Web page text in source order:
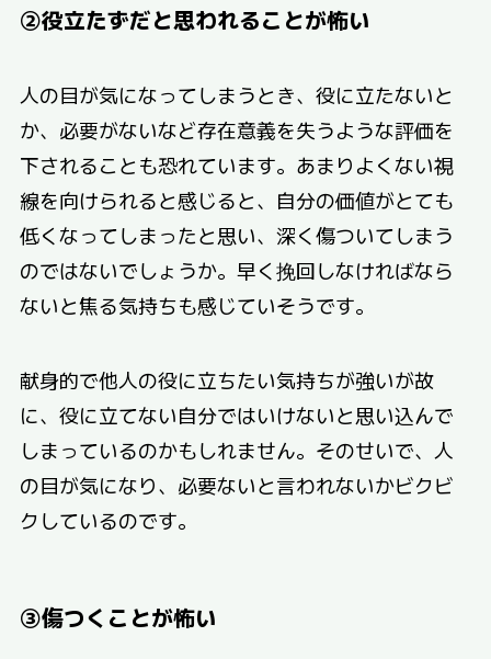
②役立たずだと思われることが怖い
人の目が気になってしまうとき、役に立たないと
か、必要がないなど存在意義を失うような評価を
下されることも恐れています。あまりよくない視
線を向けられると感じると、自分の価値がとても
低くなってしまったと思い、深く傷ついてしまう
のではないでしょうか。早く挽回しなければなら
ないと焦る気持ちも感じていそうです。
献身的で他人の役に立ちたい気持ちが強いが故
に、役に立てない自分ではいけないと思い込んで
しまっているのかもしれません。そのせいで、人
の目が気になり、必要ないと言われないかビクビ
クしているのです。
③傷つくことが怖い